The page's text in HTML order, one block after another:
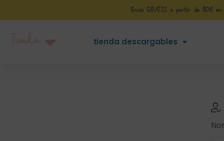
Envío GRATIS a partir de 50€ en
tienda descargables